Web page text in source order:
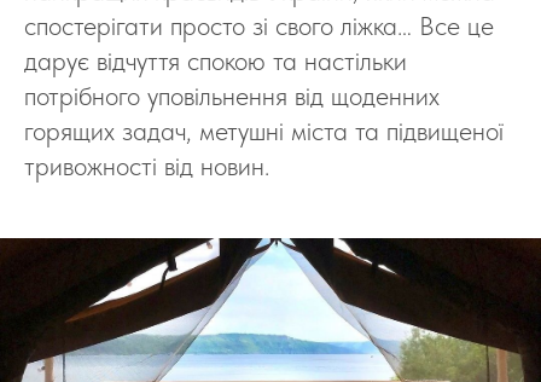
спостерігати просто зі свого ліжка… Все це
дарує відчуття спокою та настільки
потрібного уповільнення від щоденних
горящих задач, метушні міста та підвищеної
тривожності від новин.